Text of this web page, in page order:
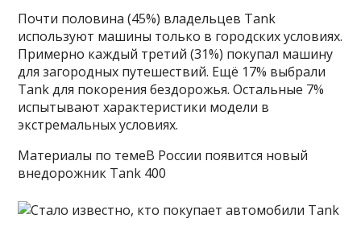
Почти половина (45%) владельцев Tank
используют машины только в городских условиях.
Примерно каждый третий (31%) покупал машину
для загородных путешествий. Ещё 17% выбрали
Tank для покорения бездорожья. Остальные 7%
испытывают характеристики модели в
экстремальных условиях.
Материалы по темеВ России появится новый
внедорожник Tank 400